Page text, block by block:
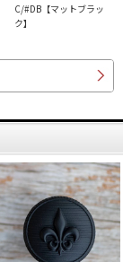
C/#DB【マットブラッ
ク】